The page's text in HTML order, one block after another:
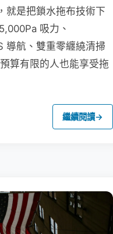
就是把鎖水拖布技術下
吸力、
導航、雙重零纏繞清掃
算有限的人也能享受拖
繼續閱讀→